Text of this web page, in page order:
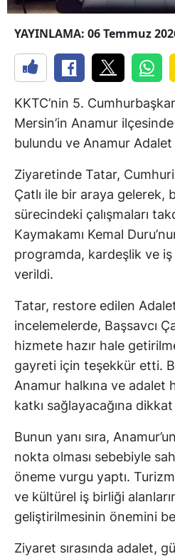
YAYINLAMA: 06 Temmuz
KKTC’nin 5.
Mersin’in Anamur
bulundu ve Anamur Adalet
Ziyaretinde Tatar,
Çatlı ile bir araya gelerek,
sürecindeki çalışmaları
Kaymakamı Kemal
programda, kardeşlik ve iş
verildi.
Tatar, restore edilen Adalet
incelemelerde, Başsavcı
hizmete hazır hale
gayreti için teşekkür etti.
Anamur halkına ve adalet
katkı sağlayacağına
Bunun yanı sıra,
nokta olması sebebiyle
öneme vurgu yaptı.
ve kültürel iş birliği
geliştirilmesinin önemini
Ziyaret sırasında adalet,